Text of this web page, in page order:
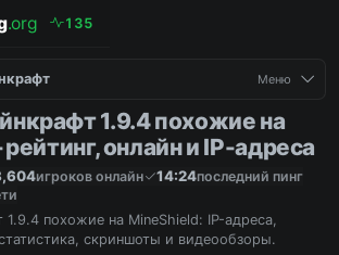
.org 1 35
Меню
1.9.4 похожие на
онлайн и IP-адреса
игроков онлайн 14:24последний пинг
похожие на MineShield: IP-адреса,
скриншоты и видеообзоры.